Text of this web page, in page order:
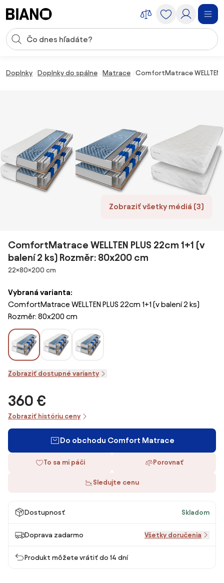
Vstup pre vyhľadávanie
Doplnky Doplnky do spálne Matrace ComfortMatrace WELLTEN
Zobraziť všetky médiá (3)
ComfortMatrace WELLTEN PLUS 22cm 1+1 (v
balení 2 ks) Rozměr: 80x200 cm
Rozmery
22×80×200 cm
Vybraná varianta:
ComfortMatrace WELLTEN PLUS 22cm 1+1 (v balení 2 ks)
Rozměr: 80x200 cm
Zobraziť dostupné varianty
360 €
Zobraziť históriu ceny
Do obchodu Comfort Matrace
To sa mi páči Porovnať
Sledujte cenu
Dostupnosť Skladom
Doprava zadarmo Všetky doručenia
Produkt môžete vrátiť do 14 dní